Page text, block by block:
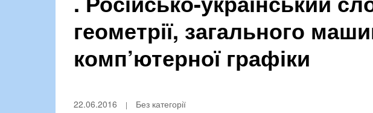
геометрії, загального
комп’ютерної графіки
22.06.2016 Без категорії